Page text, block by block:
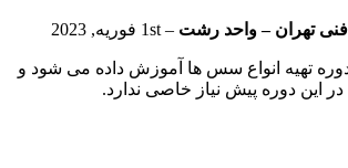
تهران – واحد رشت – 1st فوریه, 2023
تهیه انواع سس ها آموزش داده می شود و
این دوره پیش نیاز خاصی ندارد.